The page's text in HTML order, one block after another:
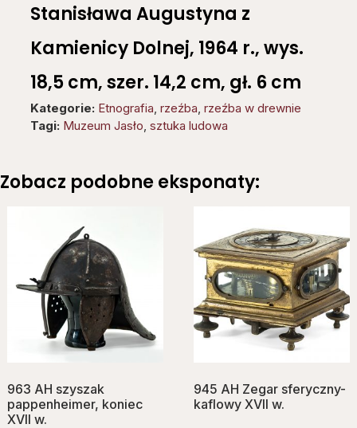
Stanisława Augustyna z
Kamienicy Dolnej, 1964 r., wys.
18,5 cm, szer. 14,2 cm, gł. 6 cm
Kategorie: Etnografia, rzeźba, rzeźba w drewnie
Tagi: Muzeum Jasło, sztuka ludowa
Zobacz podobne eksponaty:
963 AH szyszak
pappenheimer, koniec
XVII w.
945 AH Zegar sferyczny-
kaflowy XVII w.